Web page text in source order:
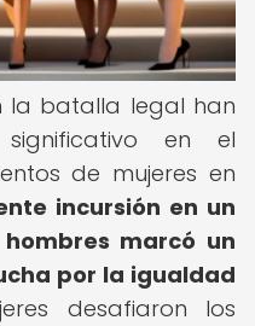
la batalla legal han
en el
de mujeres en
incursión en un
marcó un
por la igualdad
desafiaron los